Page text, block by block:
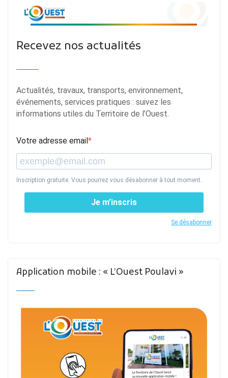
Recevez nos actualités
Actualités, travaux, transports, environnement,
événements, services pratiques : suivez les
informations utiles du Territoire de l’Ouest.
Votre adresse email
Inscription gratuite. Vous pourrez vous désabonner à tout moment.
Je m’inscris
Se désabonner
Application mobile : « L’Ouest Poulavi »